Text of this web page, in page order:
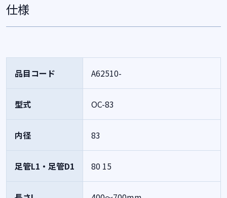
仕様
品目コード A62510-
型式 OC-83
内径 83
足管L1・足管D1 80 15